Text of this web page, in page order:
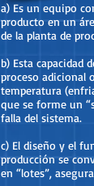
a) Es un equipo
producto en un
de la planta de
b) Esta capacidad
proceso adicional
temperatura
que se forme un
falla del sistema.
c) El diseño y el
producción se
en “lotes”,